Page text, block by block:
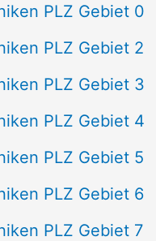
PLZ Gebiet 0
PLZ Gebiet 2
PLZ Gebiet 3
PLZ Gebiet 4
PLZ Gebiet 5
PLZ Gebiet 6
PLZ Gebiet 7